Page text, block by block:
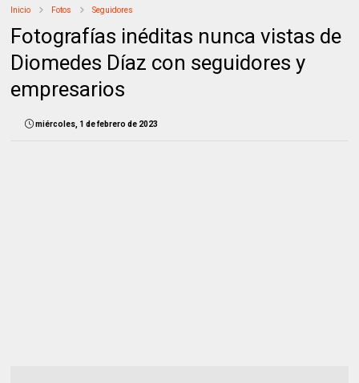
Inicio Fotos Seguidores
Fotografías inéditas nunca vistas de
Diomedes Díaz con seguidores y
empresarios
miércoles, 1 de febrero de 2023